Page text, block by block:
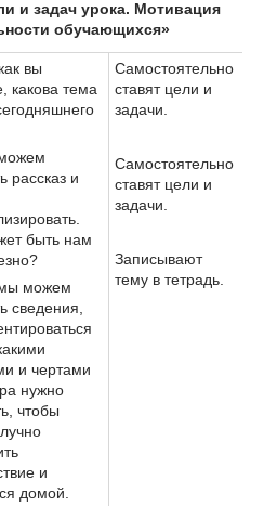
и задач урока. Мотивация
обучающихся»
вы
какова тема
рассказ и
быть нам
можем
сведения,
и чертами
нужно
чтобы
и
домой.
Самостоятельно
ставят цели и
задачи.
Самостоятельно
ставят цели и
задачи.
Записывают
тему в тетрадь.